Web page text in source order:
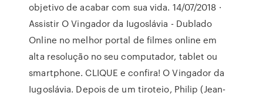
objetivo de acabar com sua vida. 14/07/2018 ·
Assistir O Vingador da Iugoslávia - Dublado
Online no melhor portal de filmes online em
alta resolução no seu computador, tablet ou
smartphone. CLIQUE e confira! O Vingador da
Iugoslávia. Depois de um tiroteio, Philip (Jean-